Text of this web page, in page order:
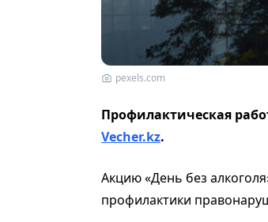
pexels.com
Профилактическая
Vecher.kz.
Акцию «День без
профилактики